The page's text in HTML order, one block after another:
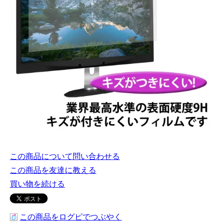
この商品について問い合わせる
この商品を友達に教える
買い物を続ける
この商品をログピでつぶやく